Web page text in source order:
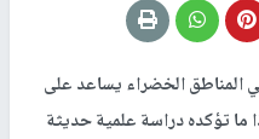
المناطق الخضراء يساعد على
ما تؤكده دراسة علمية حديثة